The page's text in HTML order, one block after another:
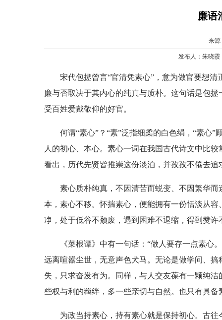
廉语
来源
发布人：朱晓
宋代包拯曾言“官清凭素心”，意为做官要想清
廉与否取决于其内心的纯真与质朴。这句话是包
受百姓爱戴敬仰的好官。
何谓“素心”？“素”泛指细柔的白色绢，“素心”
人的初心、本心。素心一词在我国古代诗文中比
看出，历代先贤皆推崇这份淡泊，并孜孜不倦去追
素心质朴纯真，不因清苦而蜕变、不因繁华而
本，素心不移。怀揣素心，便能拥有一份恬淡从
净，处于低谷不颓废，遇到困难不退缩，得到赞
《菜根谭》中有一句话：“做人要存一点素心。
远离喧嚣尘世，无意声色犬马。无论是做学问、
失，只求奋发有为。同样，与人交友葆有一颗纯
些权与利的羁绊，多一些亲切与自然。也只有具
为政当持素心，持有素心就是保持初心。古往